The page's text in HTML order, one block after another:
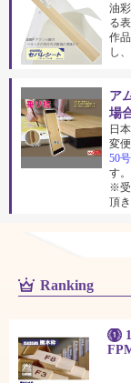
油
る
作
し
ア
場
日
変
50
す。
※受
頂き
Ranking